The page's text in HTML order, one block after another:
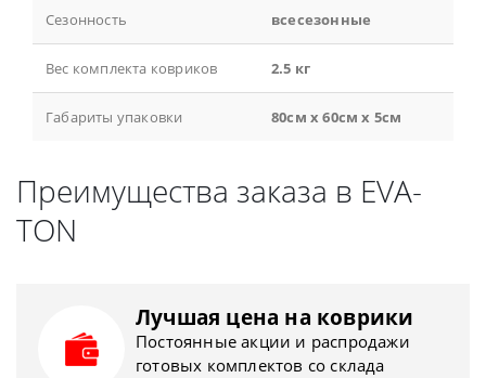
Сезонность всесезонные
Вес комплекта ковриков 2.5 кг
Габариты упаковки 80см x 60см x 5см
Преимущества заказа в EVA-
TON
Лучшая цена на коврики
Постоянные акции и распродажи
готовых комплектов со склада